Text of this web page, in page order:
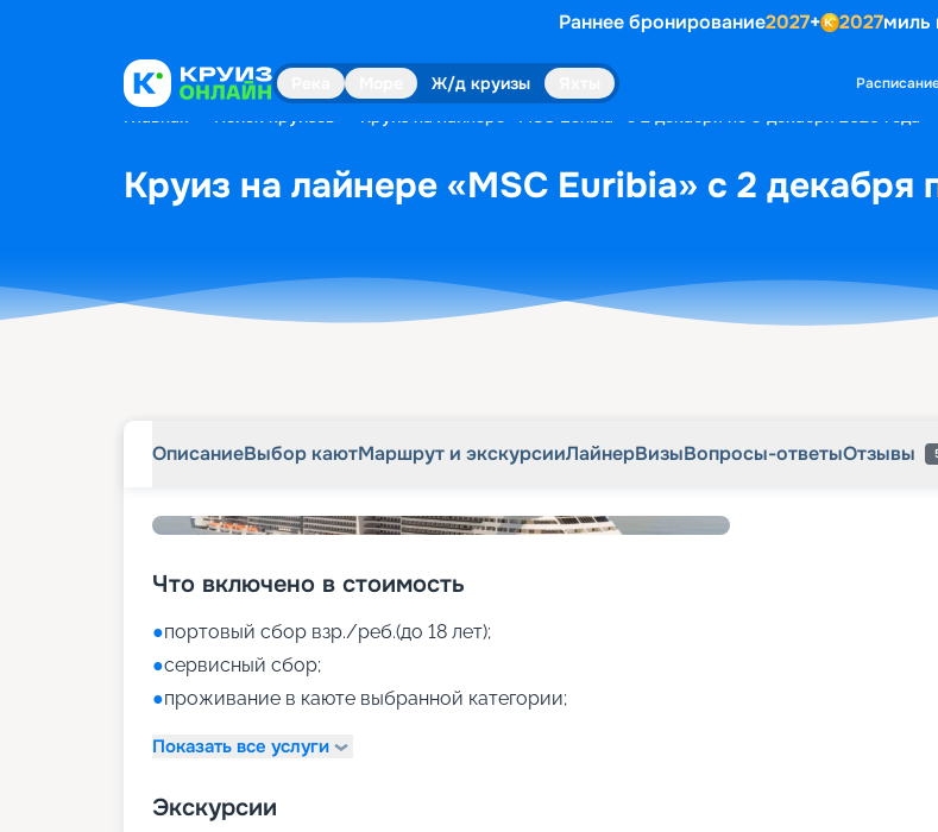
Раннее бронирование2027+ 2027миль
Ж/д круизы
Главная Поиск круизов Круиз на лайнере «MSC Euribia» с 2 декабря по 9 декабря 2026 года
Круиз на лайнере «MSC Euribia» с 2 декабря
ОписаниеВыбор каютМаршрут и экскурсииЛайнерВизыВопросы-ответыОтзывы
Что включено в стоимость
●портовый сбор взр./реб.(до 18 лет);
●сервисный сбор;
●проживание в каюте выбранной категории;
Показать все услуги
Экскурсии